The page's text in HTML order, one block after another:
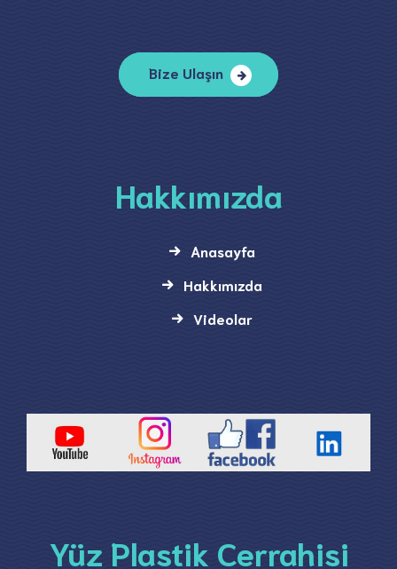
Bize Ulaşın
Hakkımızda
Anasayfa
Hakkımızda
Videolar
Yüz Plastik Cerrahisi